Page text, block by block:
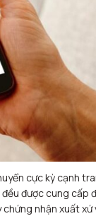
cực kỳ cạnh
được cung cấp
nhận xuất xứ